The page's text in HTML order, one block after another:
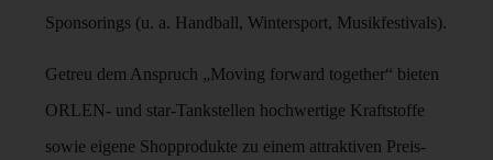
Sponsorings (u. a. Handball, Wintersport, Musikfestivals).
Getreu dem Anspruch „Moving forward together“ bieten
ORLEN- und star-Tankstellen hochwertige Kraftstoffe
sowie eigene Shopprodukte zu einem attraktiven Preis-